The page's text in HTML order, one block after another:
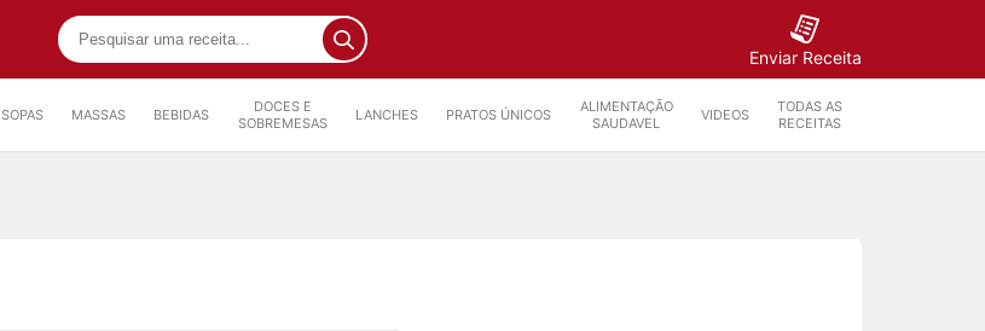
Enviar Receita
SOPAS MASSAS BEBIDAS
DOCES E
SOBREMESAS
LANCHES PRATOS ÚNICOS
ALIMENTAÇÃO
SAUDAVEL
VIDEOS
TODAS AS
RECEITAS